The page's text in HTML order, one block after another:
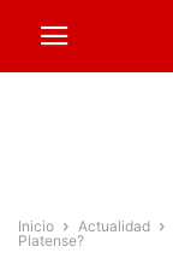
Inicio Actualidad
Platense?